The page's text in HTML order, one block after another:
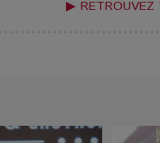
▶ RETROUVEZ